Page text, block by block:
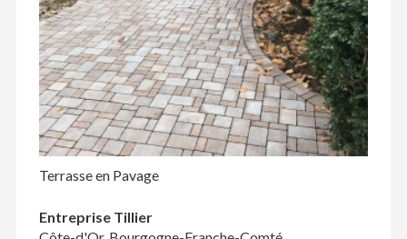
Terrasse en Pavage
Entreprise Tillier